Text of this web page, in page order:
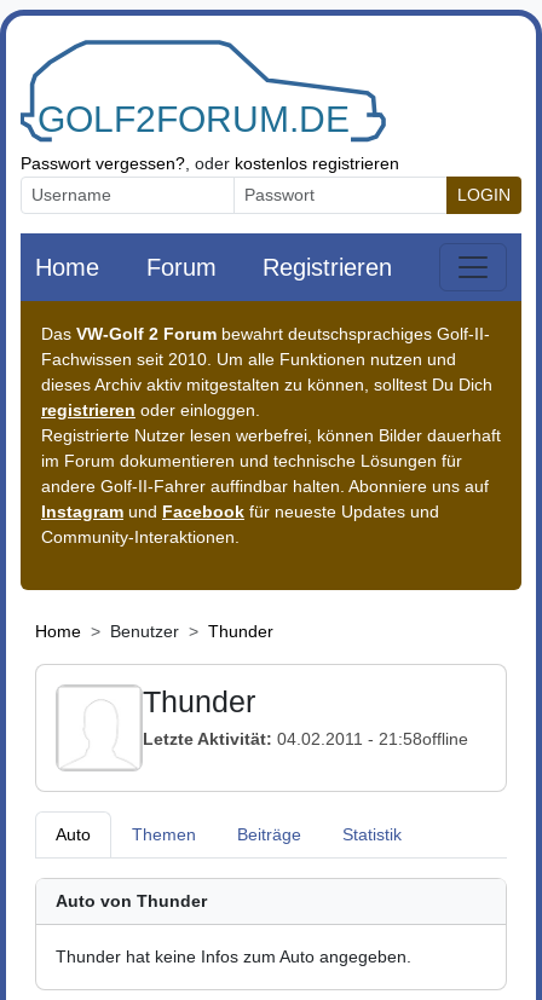
Zum Inhalt springen
Passwort vergessen? , oder kostenlos registrieren
LOGIN
Home Forum Registrieren
Das VW-Golf 2 Forum bewahrt deutschsprachiges Golf-II-
Fachwissen seit 2010. Um alle Funktionen nutzen und
dieses Archiv aktiv mitgestalten zu können, solltest Du Dich
registrieren oder einloggen.
Registrierte Nutzer lesen werbefrei, können Bilder dauerhaft
im Forum dokumentieren und technische Lösungen für
andere Golf-II-Fahrer auffindbar halten. Abonniere uns auf
Instagram und Facebook für neueste Updates und
Community-Interaktionen.
Home Benutzer Thunder
Thunder
Letzte Aktivität: 04.02.2011 - 21:58offline
Auto Themen Beiträge Statistik
Auto von Thunder
Thunder hat keine Infos zum Auto angegeben.